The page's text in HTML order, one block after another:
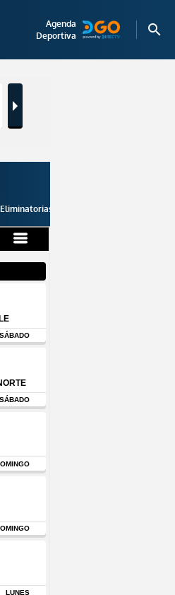
Agenda
Deportiva
search
Eliminatorias 2026